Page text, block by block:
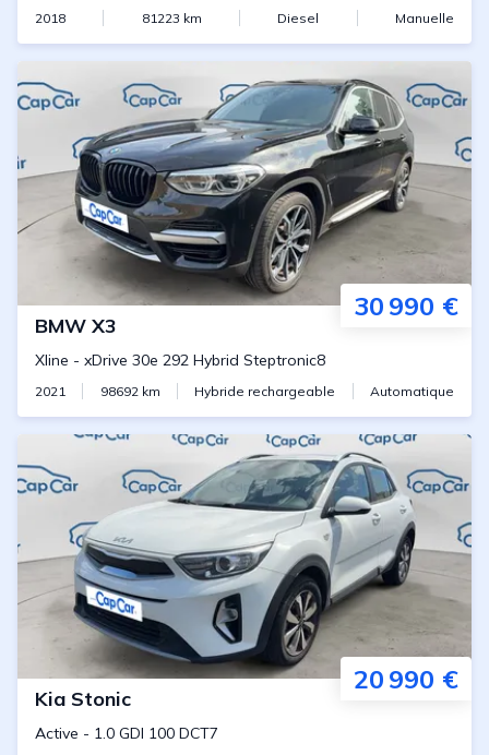
2018 81223 km Diesel Manuelle
30 990 €
BMW X3
Xline - xDrive 30e 292 Hybrid Steptronic8
2021 98692km Hybride rechargeable Automatique
20 990 €
Kia Stonic
Active - 1.0 GDI 100 DCT7